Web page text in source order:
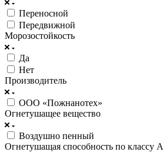
Переносной
Передвижной
Морозостойкость
Да
Нет
Производитель
ООО «Пожнанотех»
Огнетушащее вещество
Воздушно пенный
Огнетушащая способность по классу А